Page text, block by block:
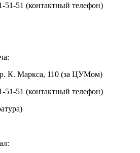
51-51 (контактный телефон)
К. Маркса, 110 (за ЦУМом)
51-51 (контактный телефон)